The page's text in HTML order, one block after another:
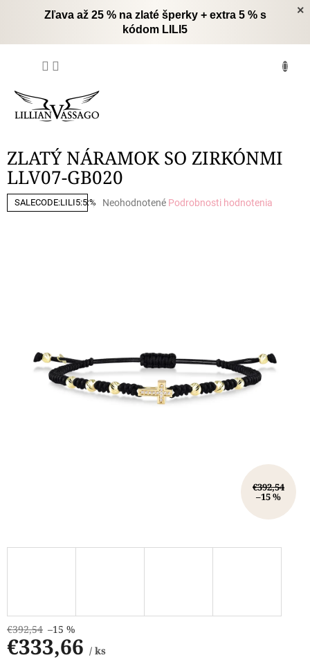
×
Zľava až 25 % na zlaté šperky + extra 5 % s
kódom LILI5
ZLATÝ NÁRAMOK SO ZIRKÓNMI
LLV07-GB020
SALECODE:LILI5:5:%
Priemerné
Neohodnotené Podrobnosti hodnotenia
€392,54
–15 %
€392,54 –15 %
€333,66 / ks